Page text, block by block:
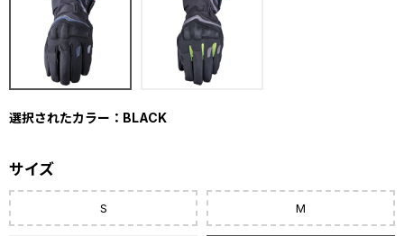
選択されたカラー：BLACK
サイズ
S M